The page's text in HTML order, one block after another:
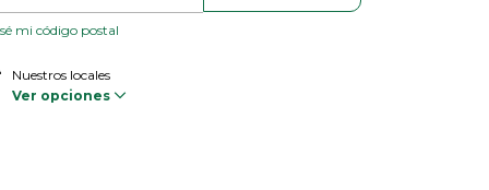
mi código postal
Nuestros locales
Ver opciones